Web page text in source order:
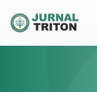
Quick jump to page content